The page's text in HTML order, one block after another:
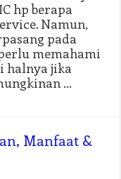
hp berapa
Namun,
pada
memahami
halnya jika
…
Manfaat &